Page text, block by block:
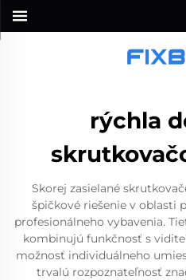
rýchla
Skorej zasielané
špičkové riešenie v oblasti
profesionálneho vybavenia.
kombinujú funkčnosť s
možnosť individuálneho
trvalú rozpoznateľnosť